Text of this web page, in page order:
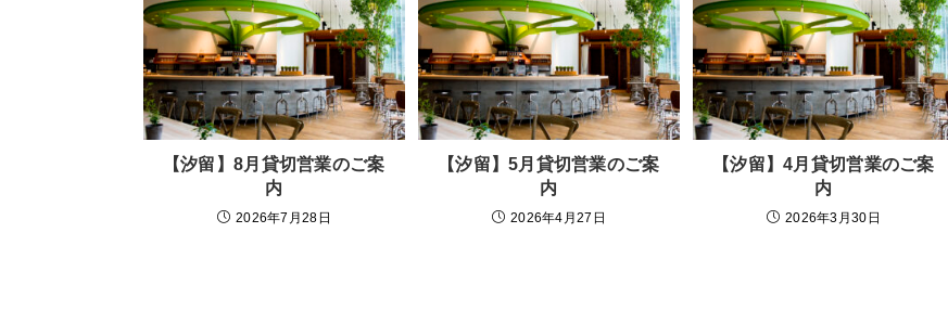
【汐留】8月貸切営業のご案
内
2026年7月28日
【汐留】5月貸切営業のご案
内
2026年4月27日
【汐留】4月貸切営業のご案
内
2026年3月30日